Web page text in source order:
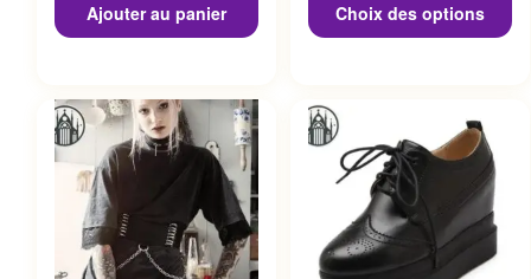
Ajouter au panier Choix des options